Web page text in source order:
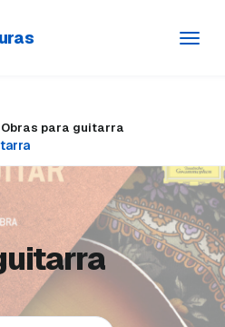
Obras para guitarra